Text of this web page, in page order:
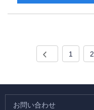
1 2
お問い合わせ